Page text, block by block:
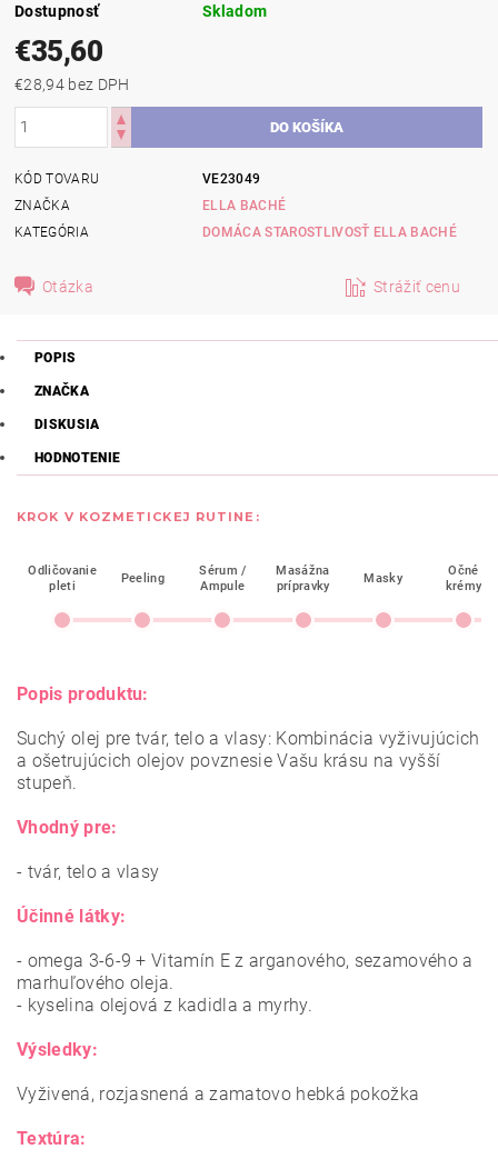
Dostupnosť Skladom
€35,60
€28,94 bez DPH
KÓD TOVARU
VE23049
ZNAČKA
ELLA BACHÉ
KATEGÓRIA
DOMÁCA STAROSTLIVOSŤ ELLA BACHÉ
Otázka Strážiť cenu
POPIS
ZNAČKA
DISKUSIA
HODNOTENIE
KROK V KOZMETICKEJ RUTINE:
Odličovanie
pleti
Peeling
Sérum /
Ampule
Masážna
prípravky
Masky
Očné
krémy
Popis produktu:
Suchý olej pre tvár, telo a vlasy: Kombinácia vyživujúcich
a ošetrujúcich olejov povznesie Vašu krásu na vyšší
stupeň.
Vhodný pre:
- tvár, telo a vlasy
Účinné látky:
- omega 3-6-9 + Vitamín E z arganového, sezamového a
marhuľového oleja.
- kyselina olejová z kadidla a myrhy.
Výsledky:
Vyživená, rozjasnená a zamatovo hebká pokožka
Textúra: